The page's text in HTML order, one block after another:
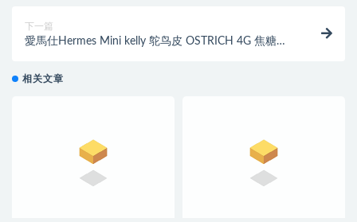
下一篇
愛馬仕Hermes Mini kelly 鸵鸟皮 OSTRICH 4G 焦糖色
相关文章